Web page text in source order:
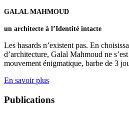
GALAL MAHMOUD
un architecte à l’Identité intacte
Les hasards n’existent pas. En
d’architecture, Galal Mahmoud ne
mouvement énigmatique, barbe de 3
En savoir plus
Publications